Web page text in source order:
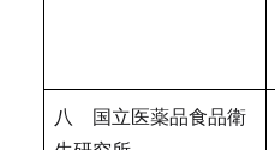
八 国立医薬品食品衛